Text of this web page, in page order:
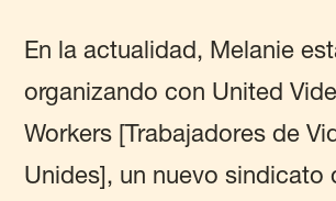
En la actualidad, Melanie
organizando con United
Workers [Trabajadores de
Unides], un nuevo sindicato